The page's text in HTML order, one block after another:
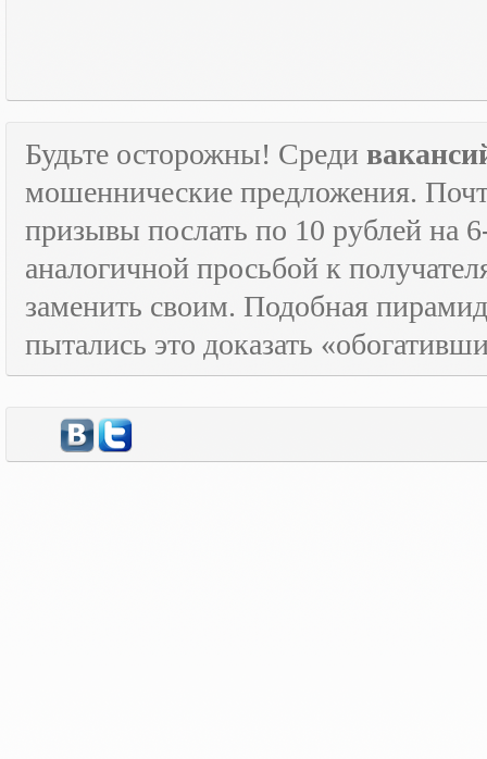
Будьте осторожны! Среди
мошеннические предложения.
призывы послать по 10 рублей на
аналогичной просьбой к
заменить своим. Подобная
пытались это доказать